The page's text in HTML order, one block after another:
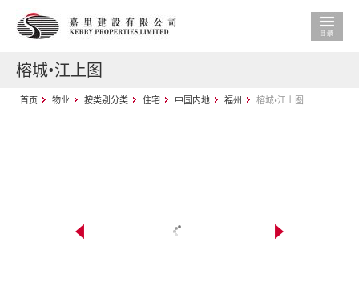
榕城•江上图
首页 物业 按类别分类 住宅 中国内地 福州 榕城•江上图